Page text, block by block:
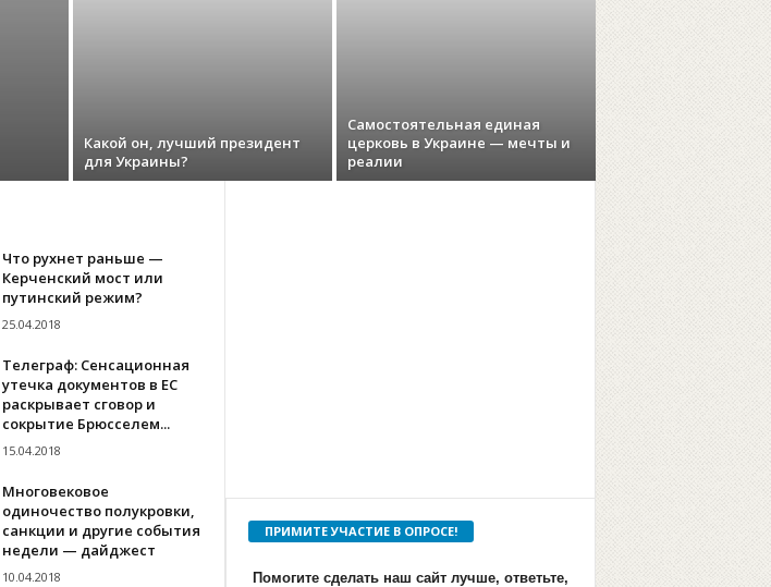
Какой он, лучший президент
для Украины?
Самостоятельная единая
церковь в Украине — мечты и
реалии
Что рухнет раньше —
Керченский мост или
путинский режим?
25.04.2018
Телеграф: Сенсационная
утечка документов в ЕС
раскрывает сговор и
сокрытие Брюсселем...
15.04.2018
Многовековое
одиночество полукровки,
санкции и другие события
недели — дайджест
10.04.2018
ПРИМИТЕ УЧАСТИЕ В ОПРОСЕ!
Помогите сделать наш сайт лучше, ответьте,